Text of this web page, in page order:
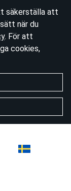
säkerställa att
när du
. För att
cookies,